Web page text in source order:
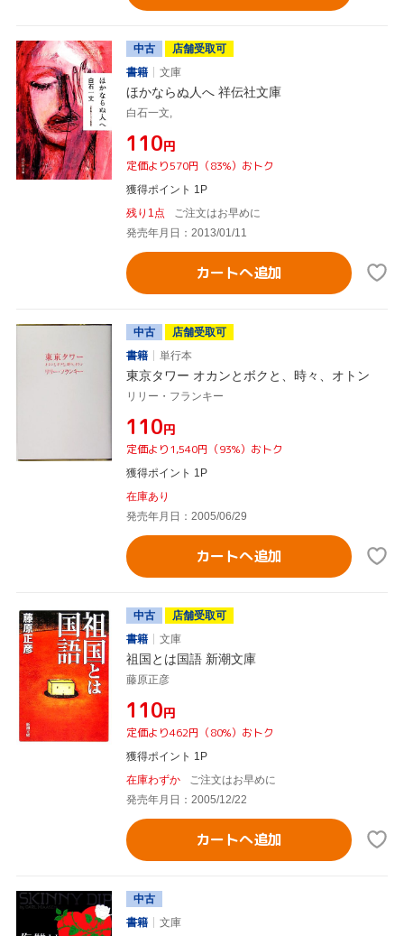
中古
店舗受取可
書籍
文庫
ほかならぬ人へ 祥伝社文庫
白石一文,
¥110円
定価より570円（83%）おトク
獲得ポイント 1P
残り1点
ご注文はお早めに
発売年月日：2013/01/11
カートへ追加
中古
店舗受取可
書籍
単行本
東京タワー オカンとボクと、時々、オトン
リリー・フランキー
¥110円
定価より1,540円（93%）おトク
獲得ポイント 1P
在庫あり
発売年月日：2005/06/29
カートへ追加
中古
店舗受取可
書籍
文庫
祖国とは国語 新潮文庫
藤原正彦
¥110円
定価より462円（80%）おトク
獲得ポイント 1P
在庫わずか
ご注文はお早めに
発売年月日：2005/12/22
カートへ追加
中古
書籍
文庫